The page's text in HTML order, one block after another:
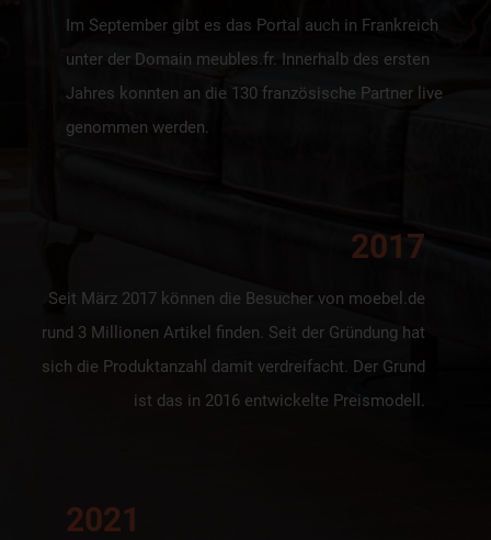
Im September gibt es das Portal auch in Frankreich
unter der Domain meubles.fr. Innerhalb des ersten
Jahres konnten an die 130 französische Partner live
genommen werden.
2017
Seit März 2017 können die Besucher von moebel.de
rund 3 Millionen Artikel finden. Seit der Gründung hat
sich die Produktanzahl damit verdreifacht. Der Grund
ist das in 2016 entwickelte Preismodell.
2021